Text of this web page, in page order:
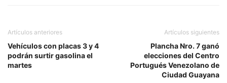
Artículos anteriores
Vehículos con placas 3 y 4
podrán surtir gasolina el
martes
Artículos siguientes
Plancha Nro. 7 ganó
elecciones del Centro
Portugués Venezolano de
Ciudad Guayana